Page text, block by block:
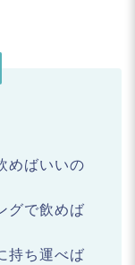
めばいいの
グで飲めば
持ち運べば